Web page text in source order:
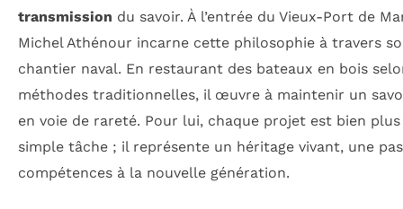
transmission du savoir. À l’entrée du Vieux-Port de
Michel Athénour incarne cette philosophie à travers
chantier naval. En restaurant des bateaux en bois
méthodes traditionnelles, il œuvre à maintenir un
en voie de rareté. Pour lui, chaque projet est bien plus
simple tâche ; il représente un héritage vivant, une
compétences à la nouvelle génération.